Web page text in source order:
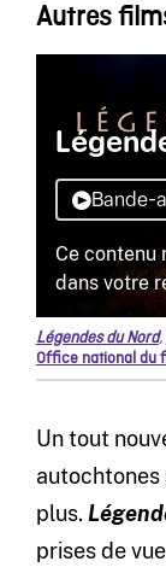
Autres
Légendes du Nord,
Office national du
Un tout
autochtones
plus.
prises de